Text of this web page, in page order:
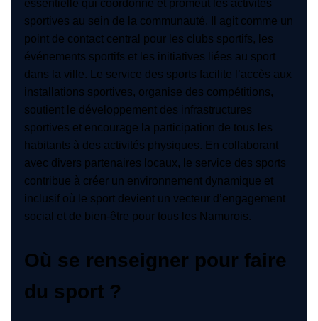
essentielle qui coordonne et promeut les activités
sportives au sein de la communauté. Il agit comme un
point de contact central pour les clubs sportifs, les
événements sportifs et les initiatives liées au sport
dans la ville. Le service des sports facilite l’accès aux
installations sportives, organise des compétitions,
soutient le développement des infrastructures
sportives et encourage la participation de tous les
habitants à des activités physiques. En collaborant
avec divers partenaires locaux, le service des sports
contribue à créer un environnement dynamique et
inclusif où le sport devient un vecteur d’engagement
social et de bien-être pour tous les Namurois.
Où se renseigner pour faire
du sport ?